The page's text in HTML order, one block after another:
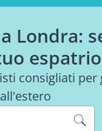
Londra:
espatrio
consigliati